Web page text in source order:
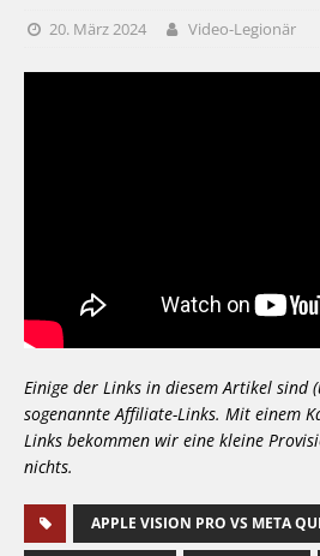
20. März 2024 Video-Legionär
Einige der Links in diesem Artikel sind
sogenannte Affiliate-Links. Mit einem
Links bekommen wir eine kleine
nichts.
APPLE VISION PRO VS META